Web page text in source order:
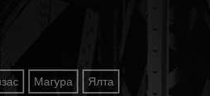
Магура Ялта